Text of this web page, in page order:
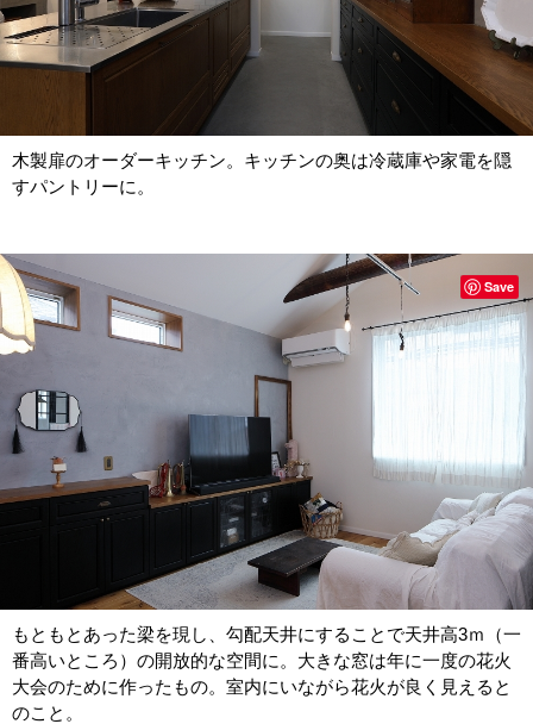
木製扉のオーダーキッチン。キッチンの奥は冷蔵庫や家電を隠
すパントリーに。
もともとあった梁を現し、勾配天井にすることで天井高3ｍ（一
番高いところ）の開放的な空間に。大きな窓は年に一度の花火
大会のために作ったもの。室内にいながら花火が良く見えると
のこと。
Save